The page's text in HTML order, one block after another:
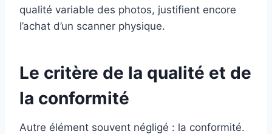
qualité variable des photos, justifient encore
l’achat d’un scanner physique.
Le critère de la qualité et de
la conformité
Autre élément souvent négligé : la conformité.